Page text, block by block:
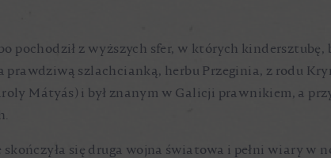
pochodził z wyższych sfer, w których
prawdziwą szlachcianką, herbu Przeginia, z rodu
Mátyás) i był znanym w Galicji prawnikiem, a
się druga wojna światowa i pełni wiary w